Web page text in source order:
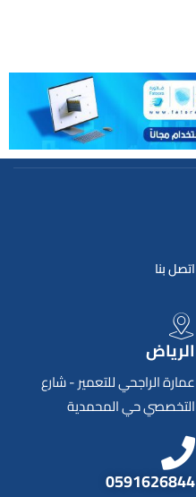
اتصل بنا
الرياض
عمارة الراجحي للتعمير - شارع
التخصصي حي المحمدية
0591626844